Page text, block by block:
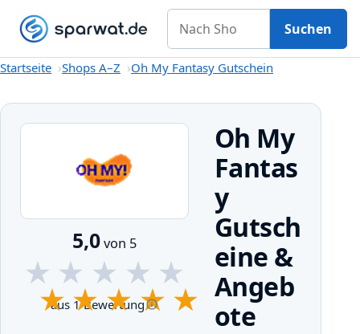
Startseite
GutscheineShops A–Z KategorienMagazin
Nach Shop suchen
Suchen
Startseite Shops A–Z Oh My Fantasy Gutschein
5,0von 5
★
★
★
★
★
★
★
★
★
★
aus 1 Bewertung
Oh My
Fantas
y
Gutsch
eine &
Angeb
ote